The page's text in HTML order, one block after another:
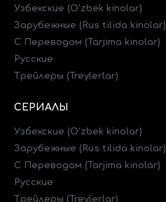
Узбекские (O'zbek kinolar)
Зарубежные (Rus tilida kinolar)
C Переводом (Tarjima kinolar)
Русские
Трейлеры (Treylerlar)
СЕРИАЛЫ
Узбекские (O'zbek kinolar)
Зарубежные (Rus tilida kinolar)
C Переводом (Tarjima kinolar)
Русские
Трейлеры (Treylerlar)